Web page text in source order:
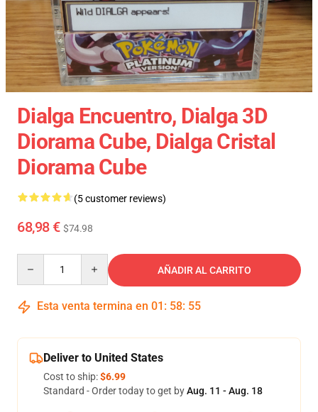
Dialga Encuentro, Dialga 3D
Diorama Cube, Dialga Cristal
Diorama Cube
(5 customer reviews)
68,98 € $74.98
AÑADIR AL CARRITO
Esta venta termina en 01 : 58: 54
Deliver to United States
Cost to ship:$6.99
Standard - Order today to get byAug. 11 - Aug. 18